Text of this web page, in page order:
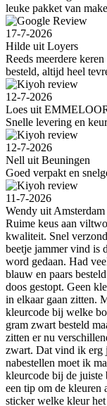
leuke pakket van
17-7-2026
Hilde uit Loyers
Reeds meerdere
besteld, altijd heel
12-7-2026
Loes uit
Snelle levering en
12-7-2026
Nell uit Beuningen
Goed verpakt en
11-7-2026
Wendy uit Amsterdam
Ruime keus aan
kwaliteit. Snel
beetje jammer vind is
word gedaan. Had
blauw en paars
doos gestopt. Geen
in elkaar gaan zitten.
kleurcode bij welke
gram zwart besteld
zitten er nu
zwart. Dat vind ik erg
nabestellen moet ik
kleurcode bij de juiste
een tip om de kleuren
sticker welke kleur